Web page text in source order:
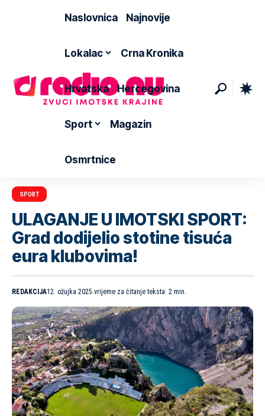
Naslovnica Najnovije
Lokalac Crna Kronika
Hrvatska Hercegovina
Sport Magazin
Osmrtnice
SPORT
ULAGANJE U IMOTSKI SPORT:
Grad dodijelio stotine tisuća
eura klubovima!
REDAKCIJA12. ožujka 2025.vrijeme za čitanje teksta: 2 min.